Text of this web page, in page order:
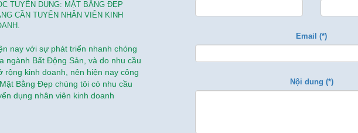
TUYỂN DỤNG: MẶT BẰNG ĐẸP
CẦN TUYỂN NHÂN VIÊN KINH
nay với sự phát triển nhanh chóng
ngành Bất Động Sản, và do nhu cầu
rộng kinh doanh, nên hiện nay công
Bằng Đẹp chúng tôi có nhu cầu
dụng nhân viên kinh doanh
Email (*)
Nội dung (*)